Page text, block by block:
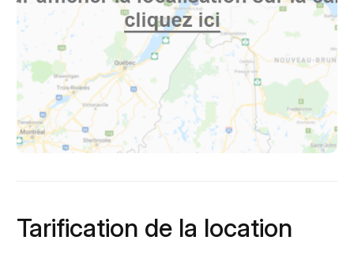
Tarification de la location